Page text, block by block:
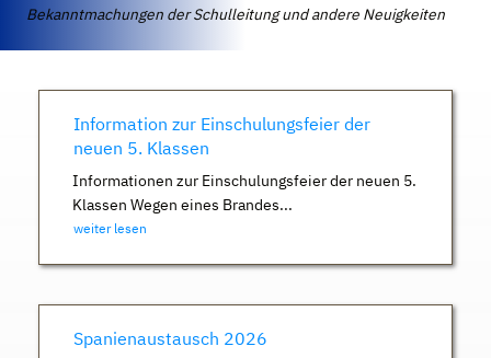
Bekanntmachungen der Schulleitung und andere Neuigkeiten
Information zur Einschulungsfeier der
neuen 5. Klassen
Informationen zur Einschulungsfeier der neuen 5.
Klassen Wegen eines Brandes...
weiter lesen
Spanienaustausch 2026